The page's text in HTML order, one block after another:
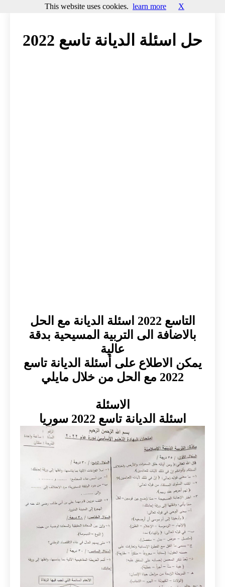
حل اسئلة الديانة تاسع 2022
التاسع 2022 اسئلة الديانة مع الحل
بالاضافة الى التربية المسيحية بدقة
عالية
يمكن الاطلاع على أسئلة الديانة تاسع
2022 مع الحل من خلال مايلي
الاسئلة
اسئلة الديانة تاسع 2022 سوريا
This website uses cookies. learn more X